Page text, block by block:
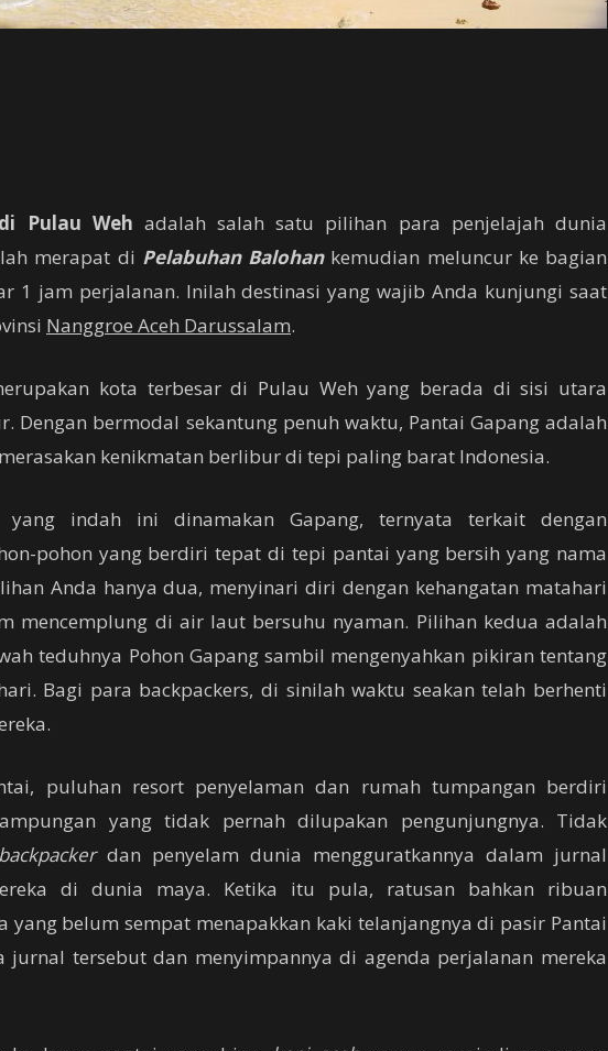
Pulau Weh adalah salah satu pilihan para penjelajah dunia
merapat di Pelabuhan Balohan kemudian meluncur ke bagian
1 jam perjalanan. Inilah destinasi yang wajib Anda kunjungi saat
Nanggroe Aceh Darussalam.
kota terbesar di Pulau Weh yang berada di sisi utara
Dengan bermodal sekantung penuh waktu, Pantai Gapang adalah
kenikmatan berlibur di tepi paling barat Indonesia.
yang indah ini dinamakan Gapang, ternyata terkait dengan
pohon yang berdiri tepat di tepi pantai yang bersih yang nama
Anda hanya dua, menyinari diri dengan kehangatan matahari
mencemplung di air laut bersuhu nyaman. Pilihan kedua adalah
teduhnya Pohon Gapang sambil mengenyahkan pikiran tentang
Bagi para backpackers, di sinilah waktu seakan telah berhenti
puluhan resort penyelaman dan rumah tumpangan berdiri
yang tidak pernah dilupakan pengunjungnya. Tidak
backpackerdan penyelam dunia mengguratkannya dalam jurnal
di dunia maya. Ketika itu pula, ratusan bahkan ribuan
yang belum sempat menapakkan kaki telanjangnya di pasir Pantai
jurnal tersebut dan menyimpannya di agenda perjalanan mereka